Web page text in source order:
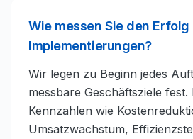
Wie messen Sie den Erfolg
Implementierungen?
Wir legen zu Beginn jedes
messbare Geschäftsziele fest.
Kennzahlen wie
Umsatzwachstum,